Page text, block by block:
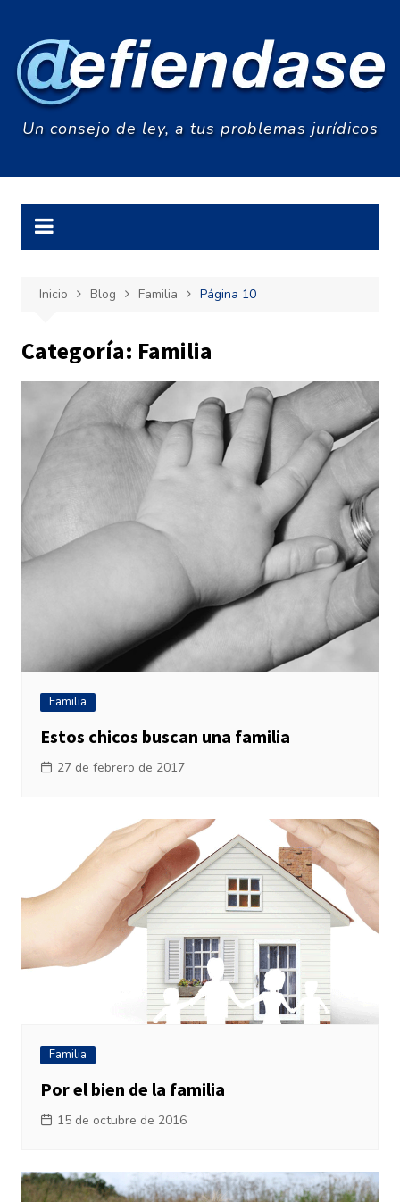
contenido
Un consejo de ley, a tus problemas jurídicos
Inicio Blog Familia Página 10
Categoría: Familia
Familia
Estos chicos buscan una familia
27 de febrero de 2017
Familia
Por el bien de la familia
15 de octubre de 2016